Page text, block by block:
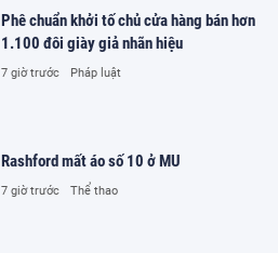
Phê chuẩn khởi tố chủ cửa hàng bán hơn
1.100 đôi giày giả nhãn hiệu
7 giờ trước Pháp luật
Rashford mất áo số 10 ở MU
7 giờ trước Thể thao